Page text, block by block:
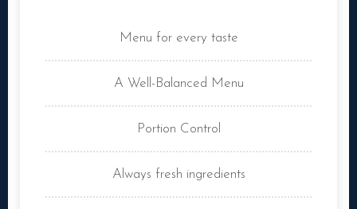
Menu for every taste
A Well-Balanced Menu
Portion Control
Always fresh ingredients